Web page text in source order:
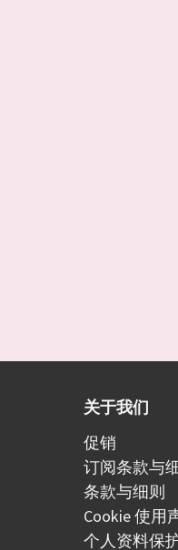
关于我们
促销
订阅条款与
条款与细则
Cookie 使用
个人资料保